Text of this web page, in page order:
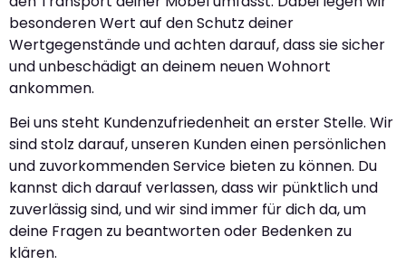
besonderen Wert auf den Schutz deiner
Wertgegenstände und achten darauf, dass sie sicher
und unbeschädigt an deinem neuen Wohnort
ankommen.
Bei uns steht Kundenzufriedenheit an erster Stelle. Wir
sind stolz darauf, unseren Kunden einen persönlichen
und zuvorkommenden Service bieten zu können. Du
kannst dich darauf verlassen, dass wir pünktlich und
zuverlässig sind, und wir sind immer für dich da, um
deine Fragen zu beantworten oder Bedenken zu
klären.